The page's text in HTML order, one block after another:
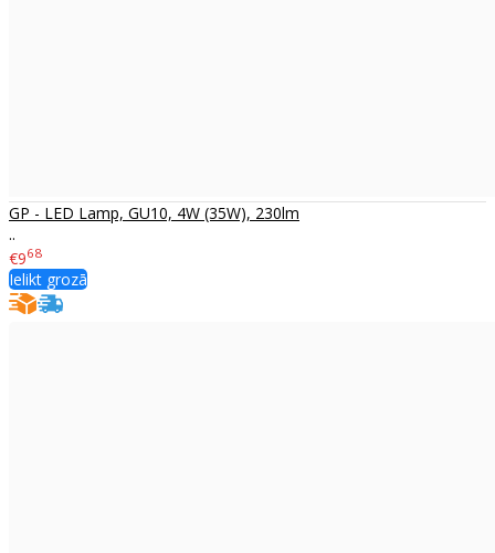
GP - LED Lamp, GU10, 4W (35W), 230lm
..
€968
Ielikt grozā